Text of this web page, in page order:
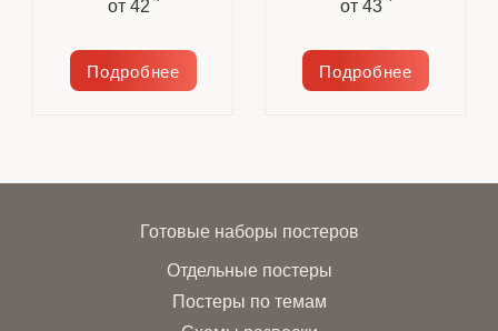
от 42 `
Подробнее
от 43 `
Подробнее
Готовые наборы постеров
Отдельные постеры
Постеры по темам